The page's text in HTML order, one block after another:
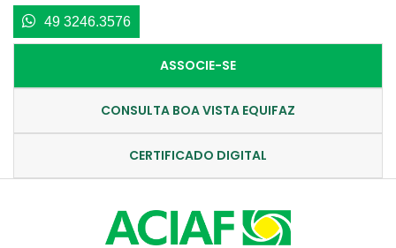
49 3246.3576
ASSOCIE-SE
CONSULTA BOA VISTA EQUIFAZ
CERTIFICADO DIGITAL